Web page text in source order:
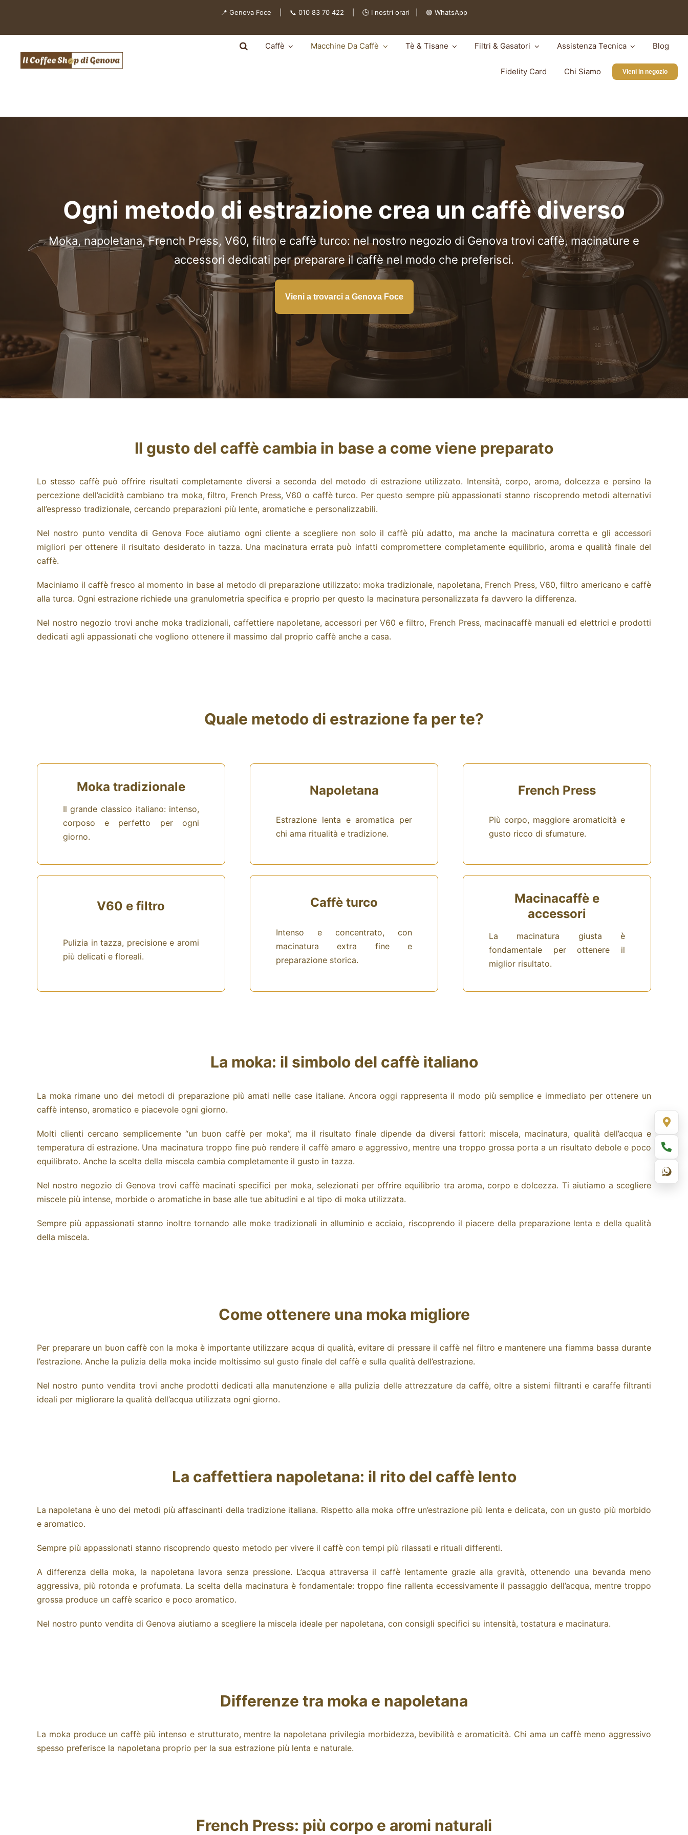
contenuto
📍 Genova Foce | 📞 010 83 70 422 | 🕒 I nostri orari 🟢 WhatsApp
Caffè Macchine Da Caffè Tè & Tisane Filtri & Gasatori Assistenza Tecnica Blog
Fidelity Card Chi Siamo Vieni in negozio
Ogni metodo di estrazione crea un caffè diverso
Moka, napoletana, French Press, V60, filtro e caffè turco: nel nostro negozio di Genova trovi caffè, macinature e
accessori dedicati per preparare il caffè nel modo che preferisci.
Vieni a trovarci a Genova Foce
Il gusto del caffè cambia in base a come viene preparato
Lo stesso caffè può offrire risultati completamente diversi a seconda del metodo di estrazione utilizzato. Intensità, corpo, aroma, dolcezza e persino la
percezione dell’acidità cambiano tra moka, filtro, French Press, V60 o caffè turco. Per questo sempre più appassionati stanno riscoprendo metodi alternativi
all’espresso tradizionale, cercando preparazioni più lente, aromatiche e personalizzabili.
Nel nostro punto vendita di Genova Foce aiutiamo ogni cliente a scegliere non solo il caffè più adatto, ma anche la macinatura corretta e gli accessori
migliori per ottenere il risultato desiderato in tazza. Una macinatura errata può infatti compromettere completamente equilibrio, aroma e qualità finale del
caffè.
Maciniamo il caffè fresco al momento in base al metodo di preparazione utilizzato: moka tradizionale, napoletana, French Press, V60, filtro americano e caffè
alla turca. Ogni estrazione richiede una granulometria specifica e proprio per questo la macinatura personalizzata fa davvero la differenza.
Nel nostro negozio trovi anche moka tradizionali, caffettiere napoletane, accessori per V60 e filtro, French Press, macinacaffè manuali ed elettrici e prodotti
dedicati agli appassionati che vogliono ottenere il massimo dal proprio caffè anche a casa.
Quale metodo di estrazione fa per te?
Moka tradizionale
Il grande classico italiano: intenso,
corposo e perfetto per ogni
giorno.
Napoletana
Estrazione lenta e aromatica per
chi ama ritualità e tradizione.
French Press
Più corpo, maggiore aromaticità e
gusto ricco di sfumature.
V60 e filtro
Pulizia in tazza, precisione e aromi
più delicati e floreali.
Caffè turco
Intenso e concentrato, con
macinatura extra fine e
preparazione storica.
Macinacaffè e
accessori
La macinatura giusta è
fondamentale per ottenere il
miglior risultato.
La moka: il simbolo del caffè italiano
La moka rimane uno dei metodi di preparazione più amati nelle case italiane. Ancora oggi rappresenta il modo più semplice e immediato per ottenere un
caffè intenso, aromatico e piacevole ogni giorno.
Molti clienti cercano semplicemente “un buon caffè per moka”, ma il risultato finale dipende da diversi fattori: miscela, macinatura,qualità dell’acqua e
temperatura di estrazione. Una macinatura troppo fine può rendere il caffè amaro e aggressivo, mentre una troppo grossa porta a un risultato debole e poco
equilibrato. Anche la scelta della miscela cambia completamente il gusto in tazza.
Nel nostro negozio di Genova trovicaffè macinati specifici per moka, selezionati per offrire equilibrio tra aroma, corpo e dolcezza. Ti aiutiamo a scegliere
miscele più intense, morbide o aromatiche in base alle tue abitudini e al tipo di moka utilizzata.
Sempre più appassionati stanno inoltre tornando alle moke tradizionali in alluminio e acciaio, riscoprendo il piacere della preparazione lenta e della qualità
della miscela.
Come ottenere una moka migliore
Per preparare un buon caffè con la moka è importante utilizzare acqua di qualità, evitare di pressare il caffè nel filtro e mantenere una fiamma bassa durante
l’estrazione. Anche la pulizia della moka incide moltissimo sul gusto finale del caffè e sulla qualità dell’estrazione.
Nel nostro punto vendita trovi anche prodotti dedicati alla manutenzionee alla pulizia delle attrezzature da caffè, oltre a sistemi filtranti e caraffe filtranti
ideali per migliorare la qualità dell’acqua utilizzata ogni giorno.
La caffettiera napoletana: il rito del caffè lento
La napoletana è uno dei metodi più affascinanti della tradizione italiana. Rispetto alla moka offre un’estrazione più lenta e delicata, con un gusto più morbido
e aromatico.
Sempre più appassionati stanno riscoprendo questo metodo per vivere il caffè con tempi più rilassati e rituali differenti.
A differenza della moka, la napoletana lavora senza pressione. L’acqua attraversa il caffè lentamente grazie alla gravità, ottenendo una bevanda meno
aggressiva, più rotonda e profumata. La scelta della macinatura è fondamentale: troppo fine rallenta eccessivamente il passaggio dell’acqua, mentre troppo
grossa produce un caffè scarico e poco aromatico.
Nel nostro punto vendita di Genova aiutiamo a scegliere la miscela ideale per napoletana, con consigli specifici su intensità, tostatura e macinatura.
Differenze tra moka e napoletana
La moka produce un caffè più intenso e strutturato, mentre la napoletana privilegia morbidezza, bevibilità e aromaticità. Chi ama un caffè meno aggressivo
spesso preferisce la napoletana proprio per la sua estrazione più lenta e naturale.
French Press: più corpo e aromi naturali